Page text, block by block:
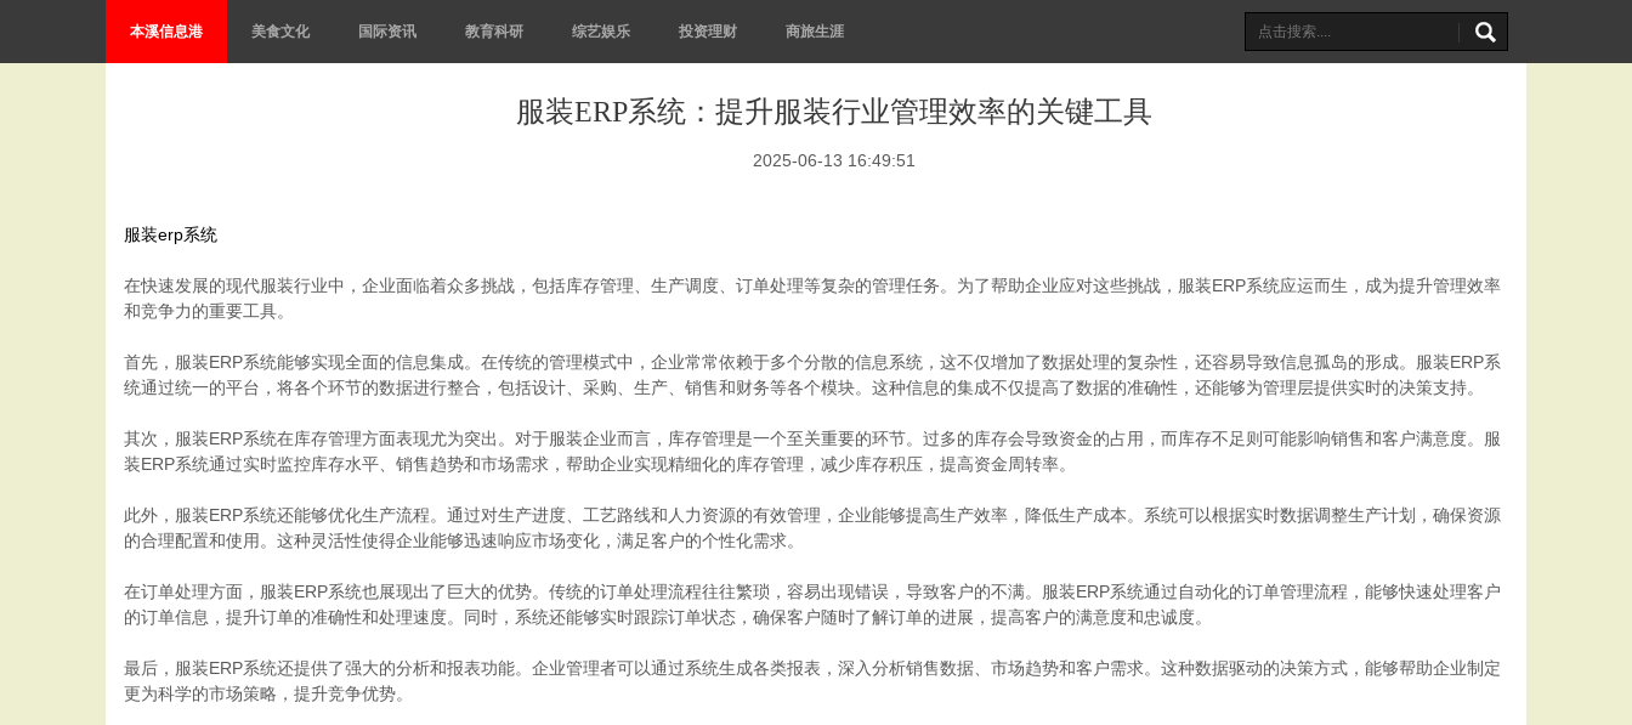
本溪信息港 美食文化 国际资讯 教育科研 综艺娱乐 投资理财 商旅生涯
服装ERP系统：提升服装行业管理效率的关键工具
2025-06-13 16:49:51
服装erp系统
在快速发展的现代服装行业中，企业面临着众多挑战，包括库存管理、生产调度、订单处理等复杂的管理任务。为了帮助企业应对这些挑战，服装ERP系统应运而生，成为提升管理效率
和竞争力的重要工具。
首先，服装ERP系统能够实现全面的信息集成。在传统的管理模式中，企业常常依赖于多个分散的信息系统，这不仅增加了数据处理的复杂性，还容易导致信息孤岛的形成。服装ERP系
统通过统一的平台，将各个环节的数据进行整合，包括设计、采购、生产、销售和财务等各个模块。这种信息的集成不仅提高了数据的准确性，还能够为管理层提供实时的决策支持。
其次，服装ERP系统在库存管理方面表现尤为突出。对于服装企业而言，库存管理是一个至关重要的环节。过多的库存会导致资金的占用，而库存不足则可能影响销售和客户满意度。服
装ERP系统通过实时监控库存水平、销售趋势和市场需求，帮助企业实现精细化的库存管理，减少库存积压，提高资金周转率。
此外，服装ERP系统还能够优化生产流程。通过对生产进度、工艺路线和人力资源的有效管理，企业能够提高生产效率，降低生产成本。系统可以根据实时数据调整生产计划，确保资源
的合理配置和使用。这种灵活性使得企业能够迅速响应市场变化，满足客户的个性化需求。
在订单处理方面，服装ERP系统也展现出了巨大的优势。传统的订单处理流程往往繁琐，容易出现错误，导致客户的不满。服装ERP系统通过自动化的订单管理流程，能够快速处理客户
的订单信息，提升订单的准确性和处理速度。同时，系统还能够实时跟踪订单状态，确保客户随时了解订单的进展，提高客户的满意度和忠诚度。
最后，服装ERP系统还提供了强大的分析和报表功能。企业管理者可以通过系统生成各类报表，深入分析销售数据、市场趋势和客户需求。这种数据驱动的决策方式，能够帮助企业制定
更为科学的市场策略，提升竞争优势。